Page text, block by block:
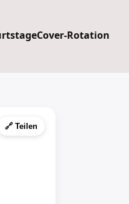
Cover-Rotation
🔗 Teilen